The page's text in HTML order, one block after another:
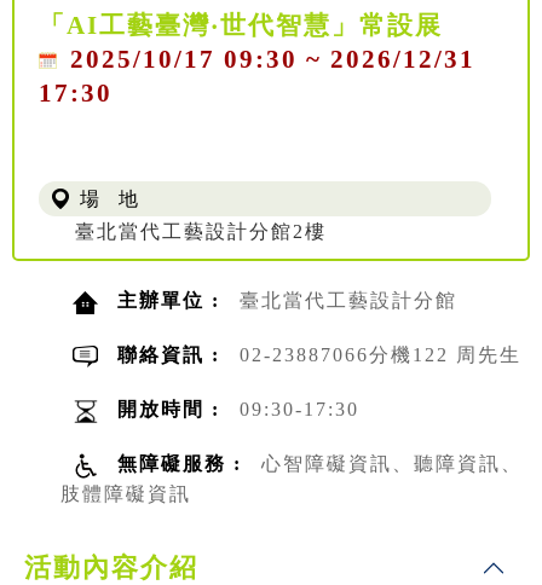
「AI工藝臺灣‧世代智慧」常設展
2025/10/17 09:30 ~ 2026/12/31
17:30
場 地
臺北當代工藝設計分館2樓
主辦單位 : 臺北當代工藝設計分館
聯絡資訊 : 02-23887066分機122 周先生
開放時間 : 09:30-17:30
無障礙服務 :
心智障礙資訊、聽障資訊、
肢體障礙資訊
活動內容介紹